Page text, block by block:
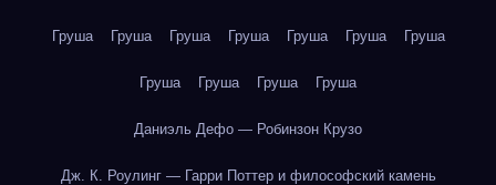
Груша Груша Груша Груша Груша Груша Груша
Груша Груша Груша Груша
Даниэль Дефо — Робинзон Крузо
Дж. К. Роулинг — Гарри Поттер и философский камень